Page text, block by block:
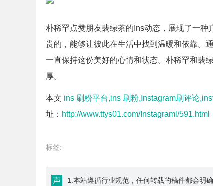
朴稀罕点赞朋友裴绿茶的Ins动态，展现了一
贵的，能够让彼此在生活中找到温暖和依靠。
一直保持这份美好的心情和状态。朴稀罕和裴
厚。
本文 ins 刷粉平台,ins 刷粉,Instagram刷评论
址： http://www.ttys01.com/Instagraml/591.html
标签:
声
1.本站遵循行业规范，任何转载的稿件都会明